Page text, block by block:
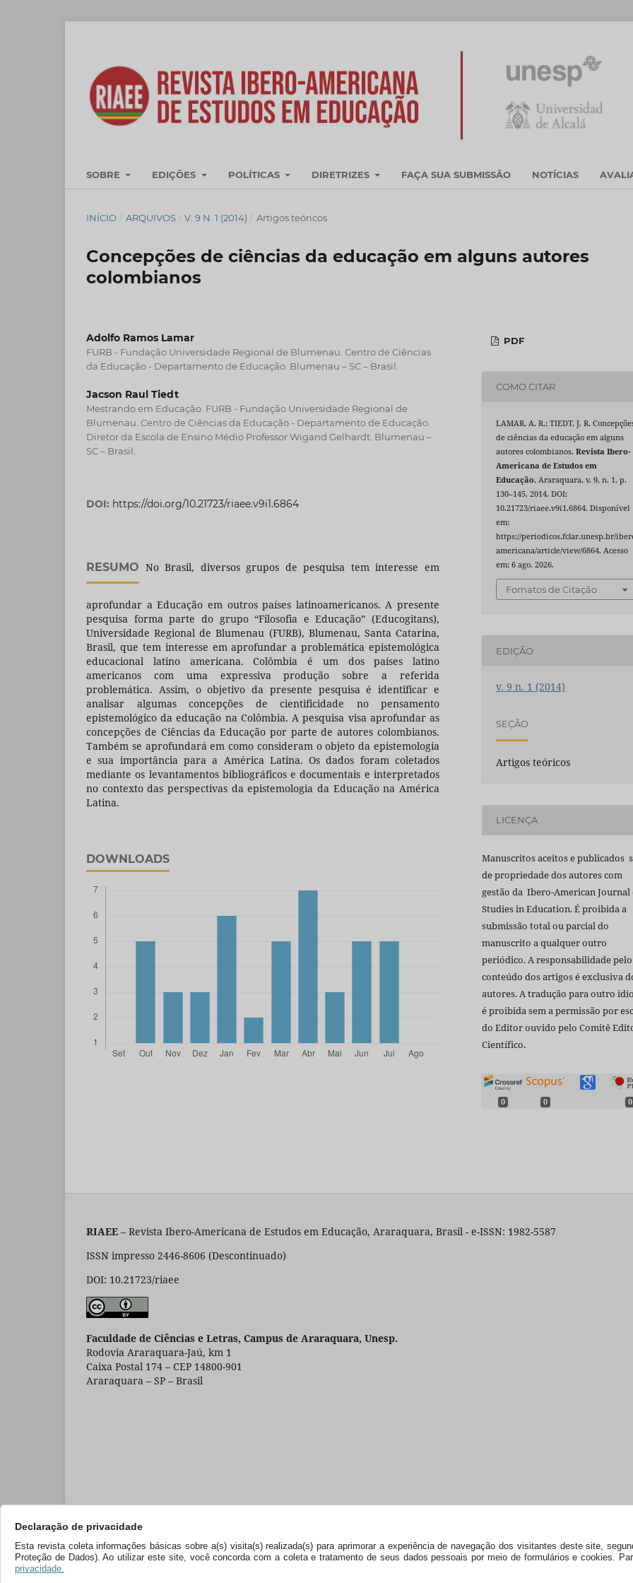
Declaração de privacidade
Esta revista coleta informações básicas sobre a(s) visita(s) realizada(s) para aprimorar a experiência de navegação dos visitantes deste site,
Proteção de Dados). Ao utilizar este site, você concorda com a coleta e tratamento de seus dados pessoais por meio de formulários e cookies.
privacidade.
SOBRE EDIÇÕES POLÍTICAS DIRETRIZES FAÇA SUA SUBMISSÃO NOTÍCIAS
INÍCIO / ARQUIVOS / V. 9 N. 1 (2014) / Artigos teóricos
Concepções de ciências da educação em alguns autores
colombianos
Adolfo Ramos Lamar
FURB - Fundação Universidade Regional de Blumenau. Centro de Ciências
da Educação - Departamento de Educação. Blumenau – SC – Brasil.
Jacson Raul Tiedt
Mestrando em Educação. FURB - Fundação Universidade Regional de
Blumenau. Centro de Ciências da Educação - Departamento de Educação.
Diretor da Escola de Ensino Médio Professor Wigand Gelhardt. Blumenau –
SC – Brasil.
DOI: https://doi.org/10.21723/riaee.v9i1.6864
RESUMO No Brasil, diversos grupos de pesquisa tem interesse em
aprofundar a Educação em outros países latinoamericanos. A presente
pesquisa forma parte do grupo “Filosofia e Educação” (Educogitans),
Universidade Regional de Blumenau (FURB), Blumenau, Santa Catarina,
Brasil, que tem interesse em aprofundar a problemática epistemológica
educacional latino americana. Colômbia é um dos países latino
americanos com uma expressiva produção sobre a referida
problemática. Assim, o objetivo da presente pesquisa é identificar e
analisar algumas concepções de cientificidade no pensamento
epistemológico da educação na Colômbia. A pesquisa visa aprofundar as
concepções de Ciências da Educação por parte de autores colombianos.
Também se aprofundará em como consideram o objeto da epistemologia
e sua importância para a América Latina. Os dados foram coletados
mediante os levantamentos bibliográficos e documentais e interpretados
no contexto das perspectivas da epistemologia da Educação na América
Latina.
DOWNLOADS
PDF
COMO CITAR
LAMAR, A. R.; TIEDT, J. R.
de ciências da educação em alguns
autores colombianos.Revista Ibero-
Americana de Estudos em
Educação, Araraquara, v. 9, n. 1, p.
130–145, 2014. DOI:
10.21723/riaee.v9i1.6864. Disponível
em:
https://periodicos.fclar.unesp.br/
americana/article/view/6864. Acesso
em: 6 ago. 2026.
Fomatos de Citação
EDIÇÃO
v. 9 n. 1 (2014)
SEÇÃO
Artigos teóricos
LICENÇA
Manuscritos aceitos e publicados
de propriedade dos autores com
gestão da Ibero-American Journal
Studies in Education. É proibida a
submissão total ou parcial do
manuscrito a qualquer outro
periódico. A responsabilidade pelo
conteúdo dos artigos é exclusiva
autores. A tradução para outro
é proibida sem a permissão por
do Editor ouvido pelo Comitê
Científico.
0 0 0
RIAEE – Revista Ibero-Americana de Estudos em Educação, Araraquara, Brasil - e-ISSN: 1982-5587
ISSN impresso 2446-8606 (Descontinuado)
DOI: 10.21723/riaee
Faculdade de Ciências e Letras, Campus de Araraquara, Unesp.
Rodovia Araraquara-Jaú, km 1
Caixa Postal 174 – CEP 14800-901
Araraquara – SP – Brasil